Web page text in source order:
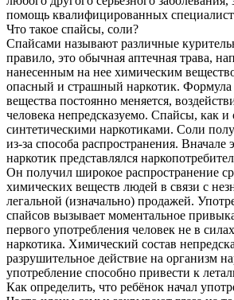
помощь квалифицированных
Что такое спайсы, соли?
Спайсами называют различные
правило, это обычная аптечная трава,
нанесенным на нее химическим
опасный и страшный наркотик. Формула
вещества постоянно меняется,
человека непредсказуемо. Спайсы, как и
синтетическими наркотиками. Соли
из-за способа распространения. Вначале
наркотик представлялся
Он получил широкое распространение
химических веществ людей в связи с
легальной (изначально) продажей.
спайсов вызывает моментальное
первого употребления человек не в силах
наркотика. Химический состав
разрушительное действие на организм
употребление способно привести к
Как определить, что ребёнок начал